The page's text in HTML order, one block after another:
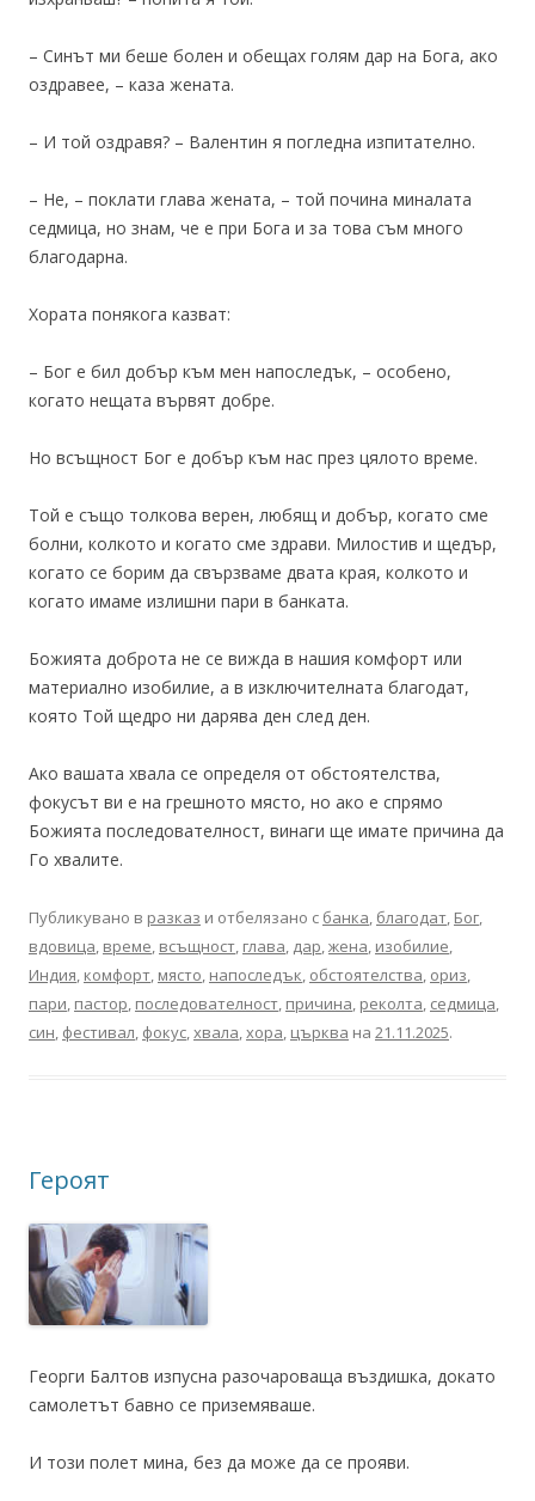
– Синът ми беше болен и обещах голям дар на Бога, ако
оздравее, – каза жената.
– И той оздравя? – Валентин я погледна изпитателно.
– Не, – поклати глава жената, – той почина миналата
седмица, но знам, че е при Бога и за това съм много
благодарна.
Хората понякога казват:
– Бог е бил добър към мен напоследък, – особено,
когато нещата вървят добре.
Но всъщност Бог е добър към нас през цялото време.
Той е също толкова верен, любящ и добър, когато сме
болни, колкото и когато сме здрави. Милостив и щедър,
когато се борим да свързваме двата края, колкото и
когато имаме излишни пари в банката.
Божията доброта не се вижда в нашия комфорт или
материално изобилие, а в изключителната благодат,
която Той щедро ни дарява ден след ден.
Ако вашата хвала се определя от обстоятелства,
фокусът ви е на грешното място, но ако е спрямо
Божията последователност, винаги ще имате причина да
Го хвалите.
Публикувано в разказ и отбелязано с банка, благодат, Бог,
вдовица, време, всъщност, глава, дар,жена, изобилие,
Индия, комфорт, място, напоследък, обстоятелства, ориз,
пари, пастор, последователност, причина, реколта, седмица,
син, фестивал, фокус,хвала,хора, църква на 21.11.2025.
Героят
Георги Балтов изпусна разочароваща въздишка, докато
самолетът бавно се приземяваше.
И този полет мина, без да може да се прояви.